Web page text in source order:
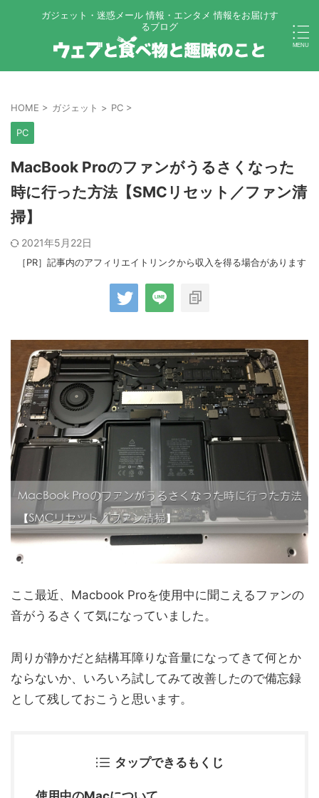
ガジェット・迷惑メール 情報・エンタメ 情報をお届けす
るブログ
HOME > ガジェット > PC >
PC
MacBook Proのファンがうるさくなった
時に行った方法【SMCリセット／ファン清
掃】
2021年5月22日
［PR］記事内のアフィリエイトリンクから収入を得る場合があります
ここ最近、Macbook Proを使用中に聞こえるファンの
音がうるさくて気になっていました。
周りが静かだと結構耳障りな音量になってきて何とか
ならないか、いろいろ試してみて改善したので備忘録
として残しておこうと思います。
タップできるもくじ